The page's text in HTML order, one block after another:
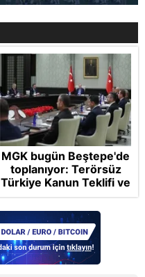
MGK bugün Beştepe'de
toplanıyor: Terörsüz
Türkiye Kanun Teklifi ve
bölgesel güvenlik
başlıkları masada